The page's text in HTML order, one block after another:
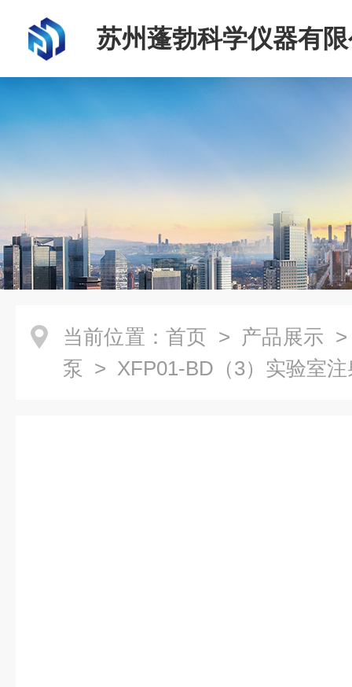
苏州蓬勃科学仪器有
当前位置： 首页 > 产品展示
泵 > XFP01-BD（3）实验室注